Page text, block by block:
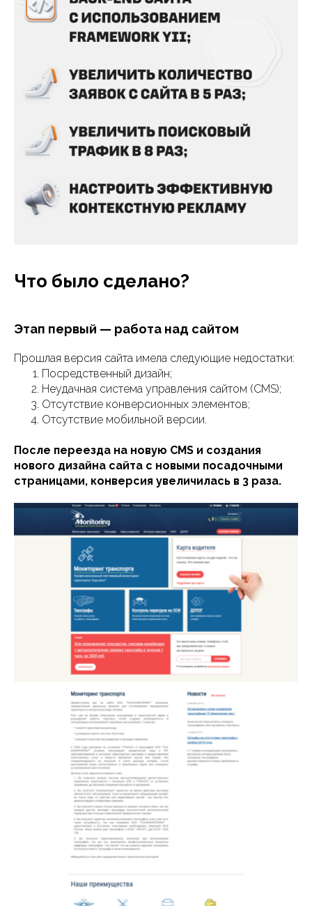
Что было сделано?
Этап первый — работа над сайтом
Прошлая версия сайта имела следующие недостатки:
Посредственный дизайн;
Неудачная система управления сайтом (CMS);
Отсутствие конверсионных элементов;
Отсутствие мобильной версии.
После переезда на новую CMS и создания
нового дизайна сайта с новыми посадочными
страницами, конверсия увеличилась в 3 раза.